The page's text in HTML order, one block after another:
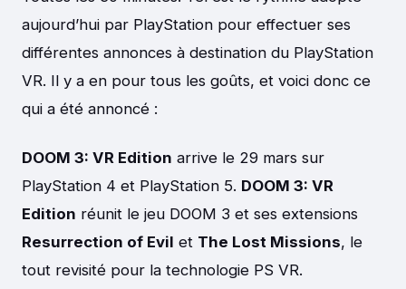
aujourd’hui par PlayStation pour effectuer ses
différentes annonces à destination du PlayStation
VR. Il y a en pour tous les goûts, et voici donc ce
qui a été annoncé :
DOOM 3: VR Edition arrive le 29 mars sur
PlayStation 4 et PlayStation 5. DOOM 3: VR
Edition réunit le jeu DOOM 3 et ses extensions
Resurrection of Evil et The Lost Missions, le
tout revisité pour la technologie PS VR.